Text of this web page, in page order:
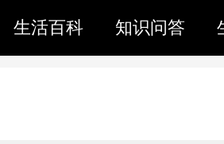
生活百科 知识问答